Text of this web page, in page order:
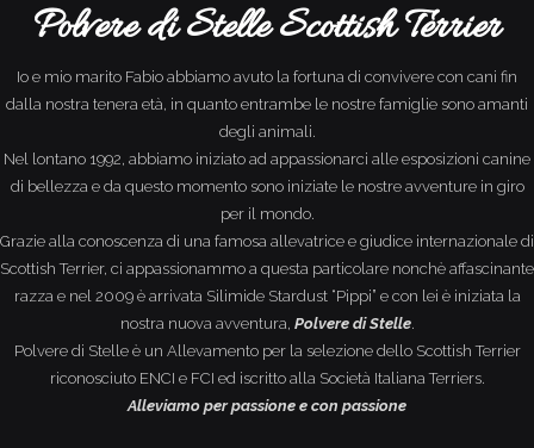
Polvere di Stelle Scottish Terrier
Io e mio marito Fabio abbiamo avuto la fortuna di convivere con cani fin
dalla nostra tenera età, in quanto entrambe le nostre famiglie sono amanti
degli animali.
Nel lontano 1992, abbiamo iniziato ad appassionarci alle esposizioni canine
di bellezza e da questo momento sono iniziate le nostre avventure in giro
per il mondo.
Grazie alla conoscenza di una famosa allevatrice e giudice internazionale di
Scottish Terrier, ci appassionammo a questa particolare nonchè affascinante
razza e nel 2009 è arrivata Silimide Stardust “Pippi” e con lei è iniziata la
nostra nuova avventura, Polvere di Stelle.
Polvere di Stelle è un Allevamento per la selezione dello Scottish Terrier
riconosciuto ENCI e FCI ed iscritto alla Società Italiana Terriers.
Alleviamo per passione e con passione